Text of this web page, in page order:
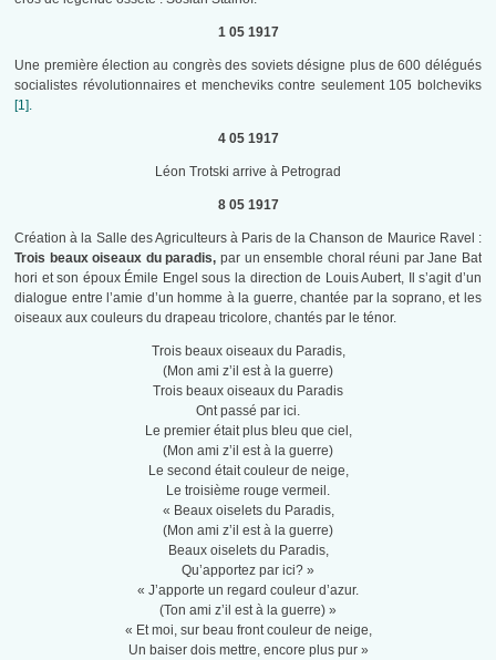
1 05 1917
Une première élection au congrès des soviets désigne plus de 600 délégués
socialistes révolutionnaires et mencheviks contre seulement 105 bolcheviks
[1].
4 05 1917
Léon Trotski arrive à Petrograd
8 05 1917
Création à la Salle des Agriculteurs à Paris de la Chanson de Maurice Ravel :
Trois beaux oiseaux du paradis, par un ensemble choral réuni par Jane Bat
hori et son époux Émile Engel sous la direction de Louis Aubert, Il s’agit d’un
dialogue entre l’amie d’un homme à la guerre, chantée par la soprano, et les
oiseaux aux couleurs du drapeau tricolore, chantés par le ténor.
Trois beaux oiseaux du Paradis,
(Mon ami z’il est à la guerre)
Trois beaux oiseaux du Paradis
Ont passé par ici.
Le premier était plus bleu que ciel,
(Mon ami z’il est à la guerre)
Le second était couleur de neige,
Le troisième rouge vermeil.
« Beaux oiselets du Paradis,
(Mon ami z’il est à la guerre)
Beaux oiselets du Paradis,
Qu’apportez par ici? »
« J’apporte un regard couleur d’azur.
(Ton ami z’il est à la guerre) »
« Et moi, sur beau front couleur de neige,
Un baiser dois mettre, encore plus pur »